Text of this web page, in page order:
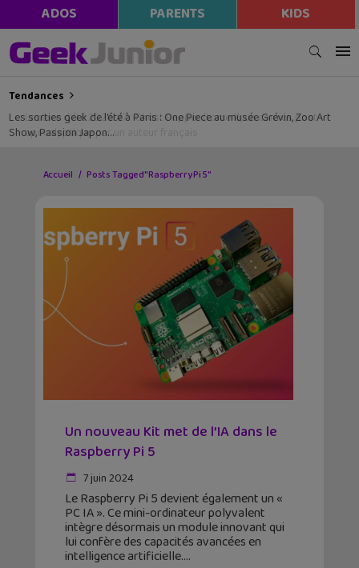
ADOS PARENTS KIDS
Tendances
Les sorties geek de l’été à Paris : One Piece au musée Grévin, Zoo Art
Show, Passion Japon…
Accueil Posts Tagged "Raspberry Pi 5"
Un nouveau Kit met de l’IA dans le
Raspberry Pi 5
7 juin 2024
Le Raspberry Pi 5 devient également un «
PC IA ». Ce mini-ordinateur polyvalent
intègre désormais un module innovant qui
lui confère des capacités avancées en
intelligence artificielle.